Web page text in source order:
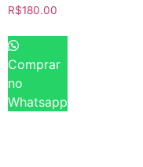
R$180.00
Comprar
no
Whatsapp